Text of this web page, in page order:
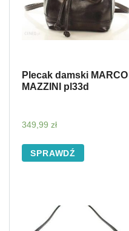
Plecak damski MARCO
MAZZINI pl33d
349,99 zł
SPRAWDŹ